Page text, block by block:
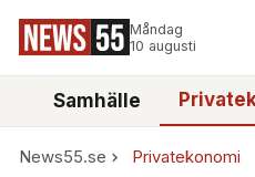
Måndag
10 augusti
Samhälle
News55.se Privatekonomi